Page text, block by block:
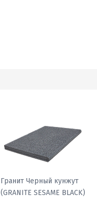
Амфиболит гранатовый